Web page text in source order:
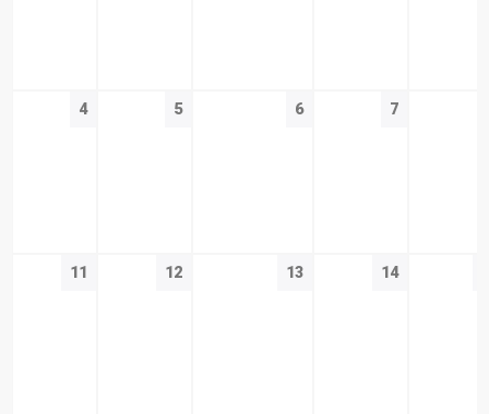
4 5 6 7
11 12 13 14